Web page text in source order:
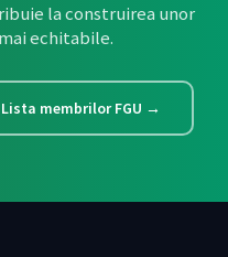
la construirea unor
echitabile.
Lista membrilor FGU →